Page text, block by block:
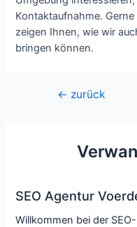
Kontaktaufnahme.
zeigen Ihnen, wie wir
bringen können.
Beitragsnavigation
← zurück
SEO Agentur
Willkommen bei der